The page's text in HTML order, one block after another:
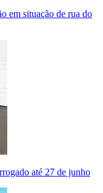
em situação de rua do
até 27 de junho